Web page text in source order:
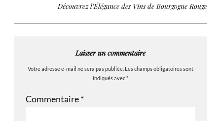
Découvrez l’Élégance des Vins de Bourgogne Rouge
Laisser un commentaire
Votre adresse e-mail ne sera pas publiée. Les champs obligatoires sont
indiqués avec*
Commentaire*